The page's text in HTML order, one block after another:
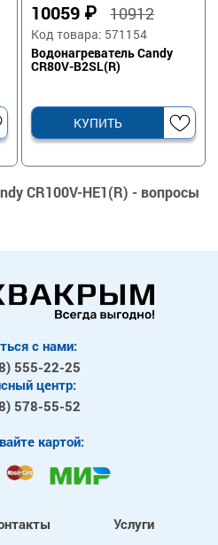
10059 ₽10912
Код товара: 571154
Водонагреватель Candy
CR80V-B2SL(R)
КУПИТЬ
CR100V-HE1(R) - вопросы
с нами:
555-22-25
центр:
578-55-52
картой:
Услуги